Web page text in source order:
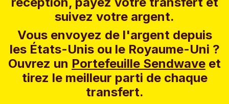
suivez votre argent.
Vous envoyez de l'argent depuis
les États-Unis ou le Royaume-Uni ?
Ouvrez un Portefeuille Sendwave et
tirez le meilleur parti de chaque
transfert.